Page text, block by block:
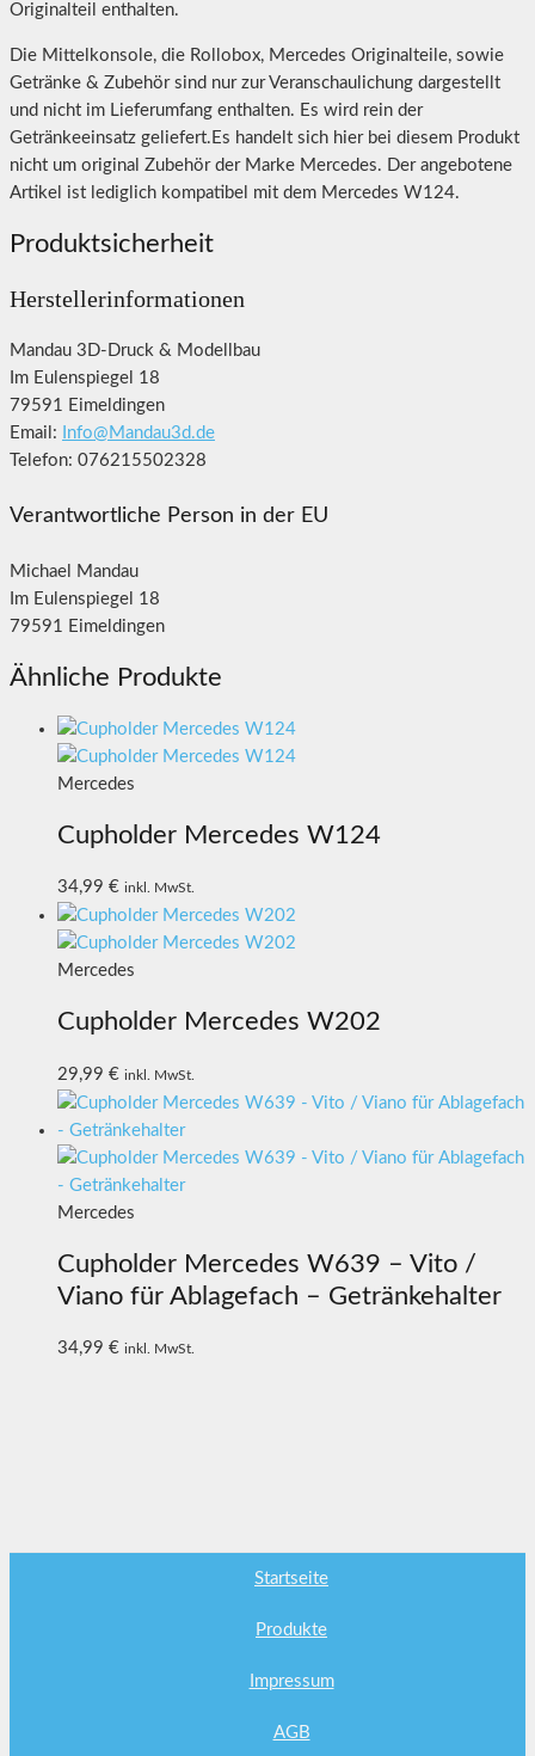
Originalteil enthalten.
Die Mittelkonsole, die Rollobox, Mercedes Originalteile, sowie
Getränke & Zubehör sind nur zur Veranschaulichung dargestellt
und nicht im Lieferumfang enthalten. Es wird rein der
Getränkeeinsatz geliefert.Es handelt sich hier bei diesem Produkt
nicht um original Zubehör der Marke Mercedes. Der angebotene
Artikel ist lediglich kompatibel mit dem Mercedes W124.
Produktsicherheit
Herstellerinformationen
Mandau 3D-Druck & Modellbau
Im Eulenspiegel 18
79591 Eimeldingen
Email:
Info@Mandau3d.de
Telefon: 076215502328
Verantwortliche Person in der EU
Michael Mandau
Im Eulenspiegel 18
79591 Eimeldingen
Ähnliche Produkte
Mercedes
Cupholder Mercedes W124
34,99 € inkl. MwSt.
Mercedes
Cupholder Mercedes W202
29,99 € inkl. MwSt.
Mercedes
Cupholder Mercedes W639 – Vito /
Viano für Ablagefach – Getränkehalter
34,99 € inkl. MwSt.
Startseite
Produkte
Impressum
AGB